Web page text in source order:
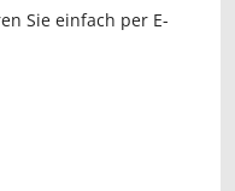
Sie einfach per E-